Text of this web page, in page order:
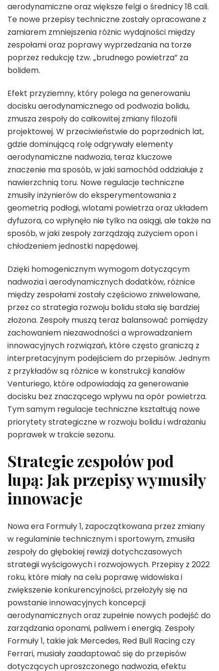
aerodynamiczne oraz większe felgi o średnicy 18 cali.
Te nowe przepisy techniczne zostały opracowane z
zamiarem zmniejszenia różnic wydajności między
zespołami oraz poprawy wyprzedzania na torze
poprzez redukcję tzw. „brudnego powietrza” za
bolidem.
Efekt przyziemny, który polega na generowaniu
docisku aerodynamicznego od podwozia bolidu,
zmusza zespoły do całkowitej zmiany filozofii
projektowej. W przeciwieństwie do poprzednich lat,
gdzie dominującą rolę odgrywały elementy
aerodynamiczne nadwozia, teraz kluczowe
znaczenie ma sposób, w jaki samochód oddziałuje z
nawierzchnią toru. Nowe regulacje techniczne
zmusiły inżynierów do eksperymentowania z
geometrią podłogi, wlotami powietrza oraz układem
dyfuzora, co wpłynęło nie tylko na osiągi, ale także na
sposób, w jaki zespoły zarządzają zużyciem opon i
chłodzeniem jednostki napędowej.
Dzięki homogenicznym wymogom dotyczącym
nadwozia i aerodynamicznych dodatków, różnice
między zespołami zostały częściowo zniwelowane,
przez co strategia rozwoju bolidu stała się bardziej
złożona. Zespoły muszą teraz balansować pomiędzy
zachowaniem niezawodności a wprowadzaniem
innowacyjnych rozwiązań, które często graniczą z
interpretacyjnym podejściem do przepisów. Jednym
z przykładów są różnice w konstrukcji kanałów
Venturiego, które odpowiadają za generowanie
docisku bez znaczącego wpływu na opór powietrza.
Tym samym regulacje techniczne kształtują nowe
priorytety strategiczne w rozwoju bolidu i wdrażaniu
poprawek w trakcie sezonu.
Strategie zespołów pod
lupą: Jak przepisy wymusiły
innowacje
Nowa era Formuły 1, zapoczątkowana przez zmiany
w regulaminie technicznym i sportowym, zmusiła
zespoły do głębokiej rewizji dotychczasowych
strategii wyścigowych i rozwojowych. Przepisy z 2022
roku, które miały na celu poprawę widowiska i
zwiększenie konkurencyjności, przełożyły się na
powstanie innowacyjnych koncepcji
aerodynamicznych oraz zupełnie nowych podejść do
zarządzania oponami, paliwem i energią. Zespoły
Formuły 1, takie jak Mercedes, Red Bull Racing czy
Ferrari, musiały zaadaptować się do przepisów
dotyczących uproszczonego nadwozia, efektu